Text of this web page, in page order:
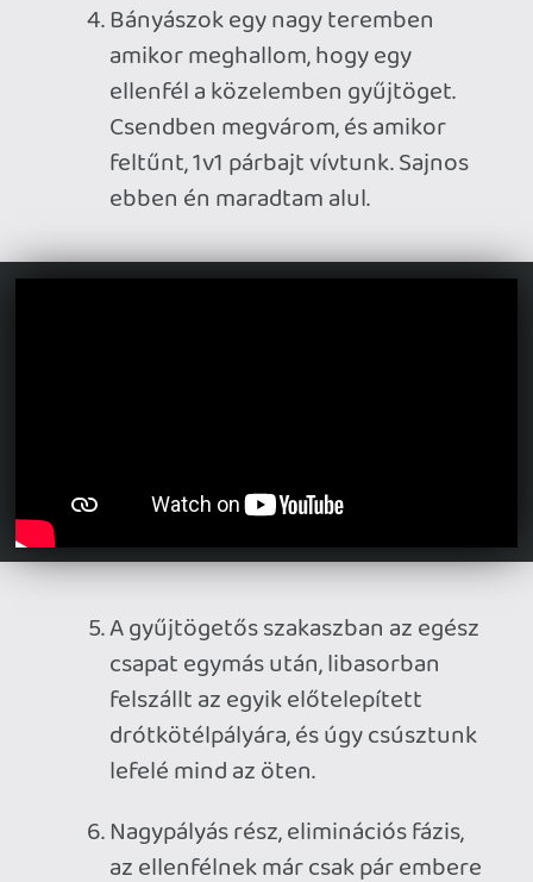
drótkötélpályára, és úgy csúsztunk
lefelé mind az öten.
Nagypályás rész, eliminációs fázis,
az ellenfélnek már csak pár embere
volt. Én messze voltam a
csapattársaimtól, amikor
észrevettem, hogy egy még élő
Üldözőbe vettem, de nem csak
ügyesen menekült, hanem még
állóháború alakult ki a két csapat
között, mindkét fél a sziklák mögé
bújva lőtte a másikat. Aki elesett,
azt hamar visszahozta egy
végül elveszítettük, mert ezen fázis
idejének lejártakor a mi
bázisunkhoz volt közelebb a kard.